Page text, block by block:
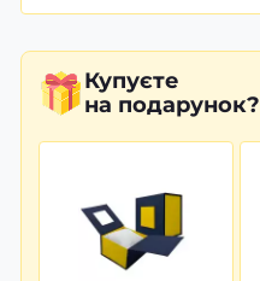
Купуєте
на подарунок?